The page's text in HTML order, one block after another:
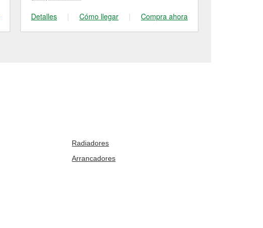
Detalles
| Cómo llegar | Compra ahora
Radiadores
Arrancadores